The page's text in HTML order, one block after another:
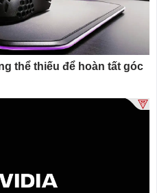
thể thiếu để hoàn tất góc